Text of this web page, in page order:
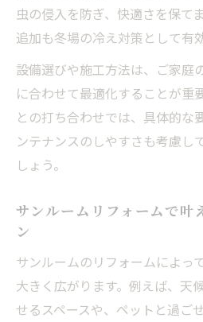
虫の侵入を防ぎ、快適さを保て
追加も冬場の冷え対策として有
設備選びや施工方法は、ご家庭
に合わせて最適化することが重
との打ち合わせでは、具体的な
ンテナンスのしやすさも考慮し
しょう。
サンルームリフォームで叶
ン
サンルームのリフォームによっ
大きく広がります。例えば、天
せるスペースや、ペットと過ご